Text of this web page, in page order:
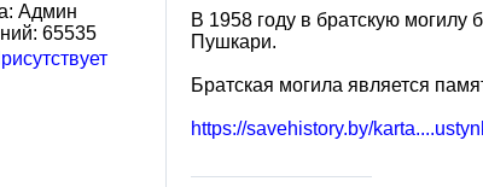
Админ
65535
В 1958 году в братскую
Пушкари.
Братская могила является
https://savehistory.by/